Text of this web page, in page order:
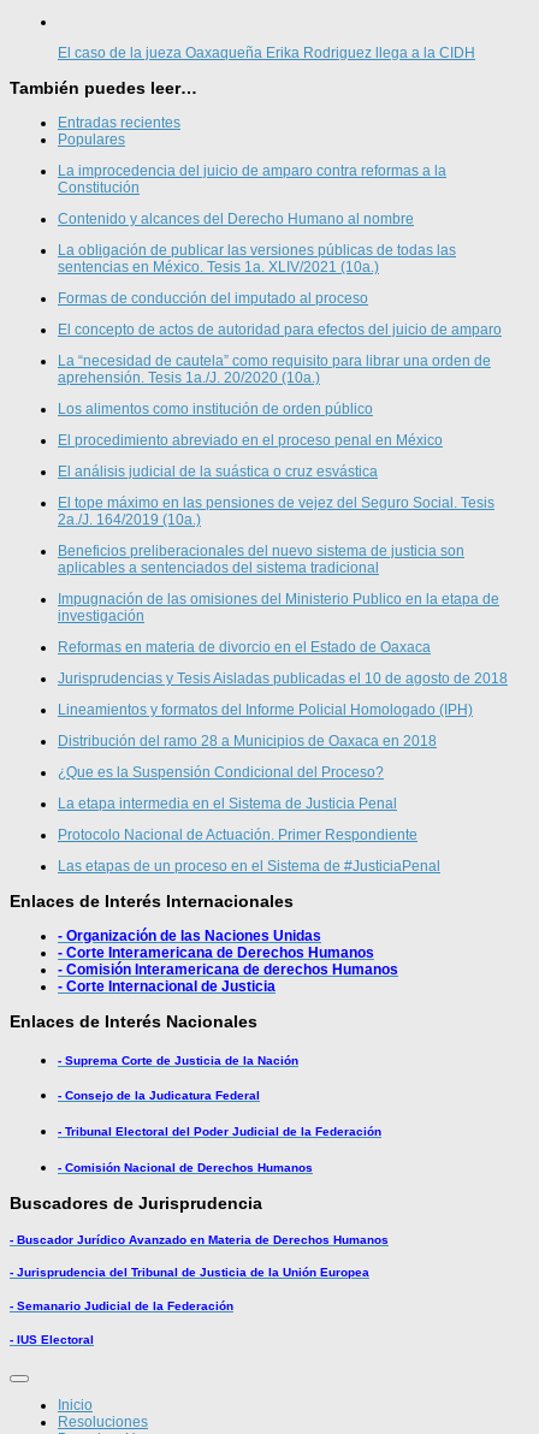
El caso de la jueza Oaxaqueña Erika Rodriguez llega a la CIDH
También puedes leer…
Entradas recientes
Populares
La improcedencia del juicio de amparo contra reformas a la
Constitución
Contenido y alcances del Derecho Humano al nombre
La obligación de publicar las versiones públicas de todas las
sentencias en México. Tesis 1a. XLIV/2021 (10a.)
Formas de conducción del imputado al proceso
El concepto de actos de autoridad para efectos del juicio de amparo
La “necesidad de cautela” como requisito para librar una orden de
aprehensión. Tesis 1a./J. 20/2020 (10a.)
Los alimentos como institución de orden público
El procedimiento abreviado en el proceso penal en México
El análisis judicial de la suástica o cruz esvástica
El tope máximo en las pensiones de vejez del Seguro Social. Tesis
2a./J. 164/2019 (10a.)
Beneficios preliberacionales del nuevo sistema de justicia son
aplicables a sentenciados del sistema tradicional
Impugnación de las omisiones del Ministerio Publico en la etapa de
investigación
Reformas en materia de divorcio en el Estado de Oaxaca
Jurisprudencias y Tesis Aisladas publicadas el 10 de agosto de 2018
Lineamientos y formatos del Informe Policial Homologado (IPH)
Distribución del ramo 28 a Municipios de Oaxaca en 2018
¿Que es la Suspensión Condicional del Proceso?
La etapa intermedia en el Sistema de Justicia Penal
Protocolo Nacional de Actuación. Primer Respondiente
Las etapas de un proceso en el Sistema de #JusticiaPenal
Enlaces de Interés Internacionales
- Organización de las Naciones Unidas
- Corte Interamericana de Derechos Humanos
- Comisión Interamericana de derechos Humanos
- Corte Internacional de Justicia
Enlaces de Interés Nacionales
- Suprema Corte de Justicia de la Nación
- Consejo de la Judicatura Federal
- Tribunal Electoral del Poder Judicial de la Federación
- Comisión Nacional de Derechos Humanos
Buscadores de Jurisprudencia
- Buscador Jurídico Avanzado en Materia de Derechos Humanos
- Jurisprudencia del Tribunal de Justicia de la Unión Europea
- Semanario Judicial de la Federación
- IUS Electoral
Inicio
Resoluciones